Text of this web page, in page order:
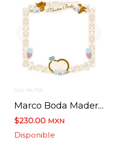
SKU: ML1156
Marco Boda Madera Laser Impreso 100 Cms X 110 Cms
$230.00 MXN
Disponible